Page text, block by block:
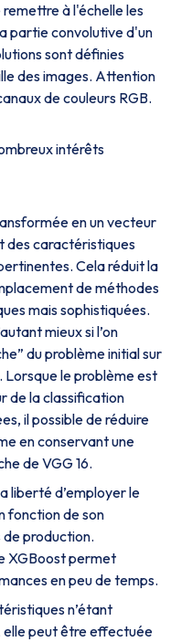
remettre à l'échelle les
partie convolutive d'un
sont définies
des images. Attention
de couleurs RGB.
intérêts
en un vecteur
des caractéristiques
Cela réduit la
de méthodes
mais sophistiquées.
mieux si l’on
du problème initial sur
Lorsque le problème est
de la classification
il possible de réduire
en conservant une
de VGG 16.
liberté d’employer le
fonction de son
production.
XGBoost permet
en peu de temps.
n’étant
elle peut être effectuée